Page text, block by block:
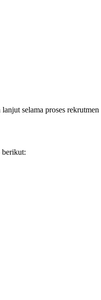
selama proses
berikut: